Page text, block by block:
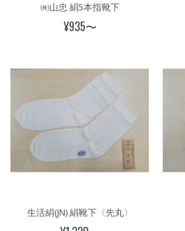
㈱山忠 絹5本指靴下
¥935〜
生活絹(JN) 絹靴下〈先丸〉